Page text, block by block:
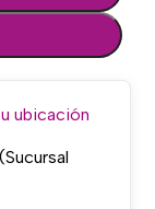
ubicación